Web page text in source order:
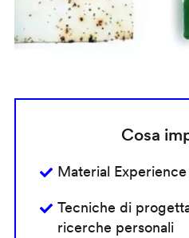
Cosa
Material Experience
Tecniche di
ricerche personali